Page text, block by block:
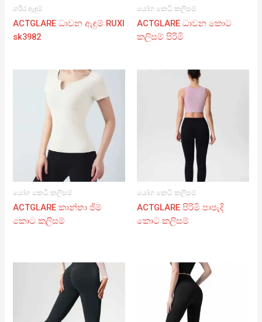
ශරීර ඇඳුම්
ACTGLARE ධාවන ඇඳුම් RUXI
sk3982
යෝග කෙටි කලිසම්
ACTGLARE ධාවන කොට
කලිසම් පිරිමි
යෝග කෙටි කලිසම්
ACTGLARE කාන්තා ජිම්
කොට කලිසම්
යෝග කෙටි කලිසම්
ACTGLARE පිරිමි පාපැදි
කොට කලිසම්